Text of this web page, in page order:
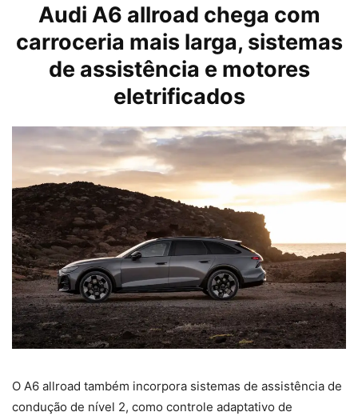
Audi A6 allroad chega com
carroceria mais larga, sistemas
de assistência e motores
eletrificados
O A6 allroad também incorpora sistemas de assistência de
condução de nível 2, como controle adaptativo de